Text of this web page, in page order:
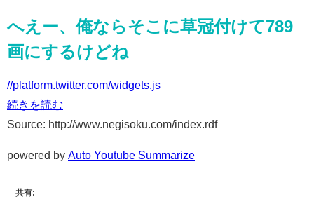
へえー、俺ならそこに草冠付けて789
画にするけどね
//platform.twitter.com/widgets.js
続きを読む
Source: http://www.negisoku.com/index.rdf
powered by Auto Youtube Summarize
共有: